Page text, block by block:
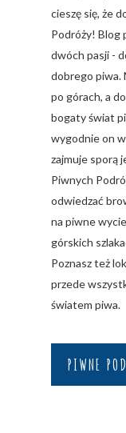
cieszę się, że
Podróży! Blog
dwóch pasji -
dobrego piwa.
po górach, a
bogaty świat
wygodnie on
zajmuje sporą
Piwnych
odwiedzać
na piwne
górskich
Poznasz też
przede
światem piwa.
PIWNE